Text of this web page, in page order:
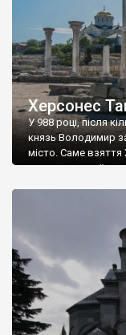
Херсонес
У 988 році, після
князь Володимир
місто. Саме
диктувати свої
Херсонесі
А потім було